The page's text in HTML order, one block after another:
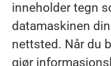
inneholder tegn
datamaskinen
nettsted. Når du
gjør